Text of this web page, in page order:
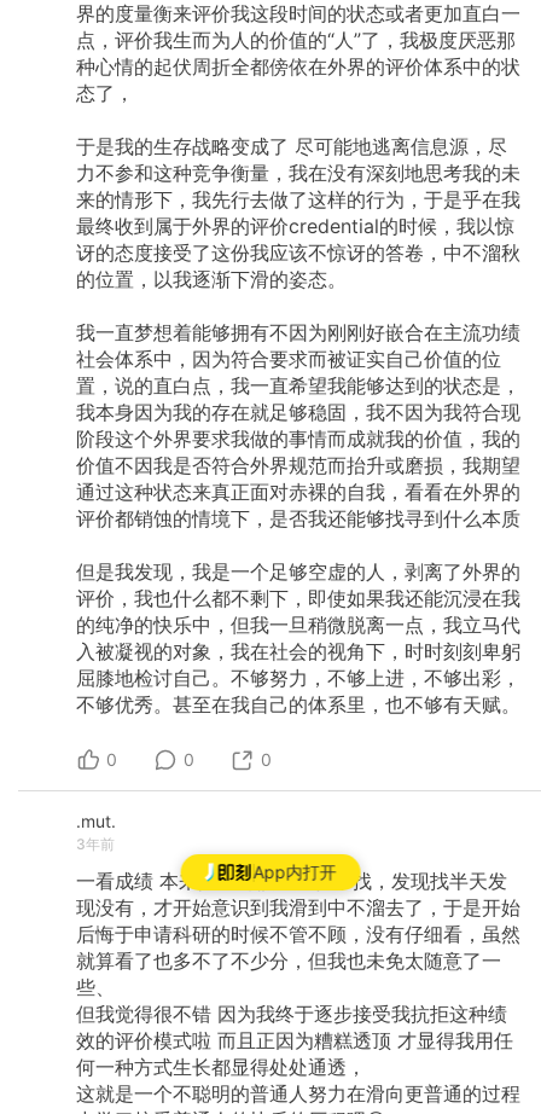
App内打开
界的度量衡来评价我这段时间的状态或者更加直白一
点，评价我生而为人的价值的“人”了，我极度厌恶那
种心情的起伏周折全都傍依在外界的评价体系中的状
态了，
于是我的生存战略变成了 尽可能地逃离信息源，尽
力不参和这种竞争衡量，我在没有深刻地思考我的未
来的情形下，我先行去做了这样的行为，于是乎在我
最终收到属于外界的评价credential的时候，我以惊
讶的态度接受了这份我应该不惊讶的答卷，中不溜秋
的位置，以我逐渐下滑的姿态。
我一直梦想着能够拥有不因为刚刚好嵌合在主流功绩
社会体系中，因为符合要求而被证实自己价值的位
置，说的直白点，我一直希望我能够达到的状态是，
我本身因为我的存在就足够稳固，我不因为我符合现
阶段这个外界要求我做的事情而成就我的价值，我的
价值不因我是否符合外界规范而抬升或磨损，我期望
通过这种状态来真正面对赤裸的自我，看看在外界的
评价都销蚀的情境下，是否我还能够找寻到什么本质
但是我发现，我是一个足够空虚的人，剥离了外界的
评价，我也什么都不剩下，即使如果我还能沉浸在我
的纯净的快乐中，但我一旦稍微脱离一点，我立马代
入被凝视的对象，我在社会的视角下，时时刻刻卑躬
屈膝地检讨自己。不够努力，不够上进，不够出彩，
不够优秀。甚至在我自己的体系里，也不够有天赋。
0 0 0
.mut.
3年前
一看成绩 本来按着习惯从上往下找，发现找半天发
现没有，才开始意识到我滑到中不溜去了，于是开始
后悔于申请科研的时候不管不顾，没有仔细看，虽然
就算看了也多不了不少分，但我也未免太随意了一
些、
但我觉得很不错 因为我终于逐步接受我抗拒这种绩
效的评价模式啦 而且正因为糟糕透顶 才显得我用任
何一种方式生长都显得处处通透，
这就是一个不聪明的普通人努力在滑向更普通的过程